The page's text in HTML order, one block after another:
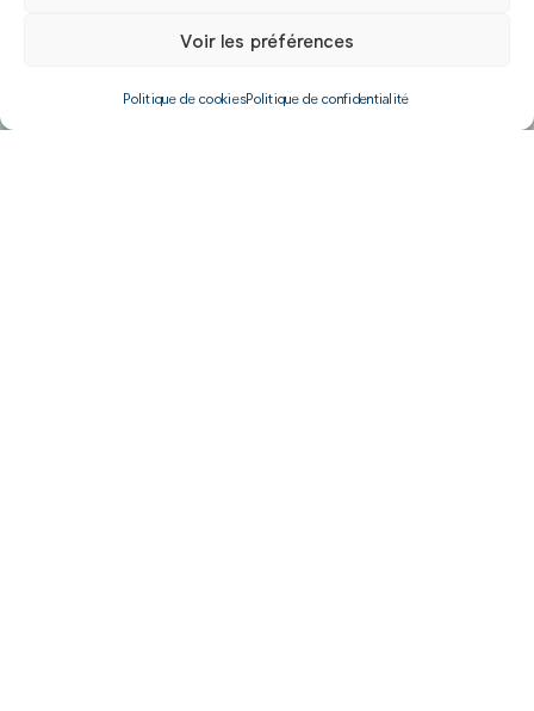
Voir les préférences
Politique de cookiesPolitique de confidentialité